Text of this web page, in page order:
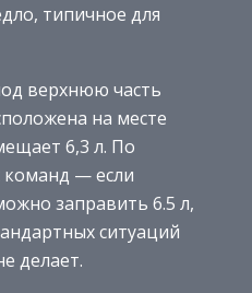
типичное для
верхнюю часть
на месте
6,3 л. По
— если
заправить 6.5 л,
ситуаций
делает.